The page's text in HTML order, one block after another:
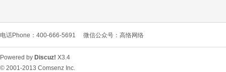
电话Phone：400-666-5691 微信公众号：高恪网络
Powered by Discuz! X3.4
© 2001-2013 Comsenz Inc.